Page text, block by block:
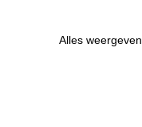
Alles weergeven